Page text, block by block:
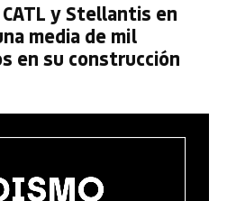
y Stellantis en
media de mil
en su construcción